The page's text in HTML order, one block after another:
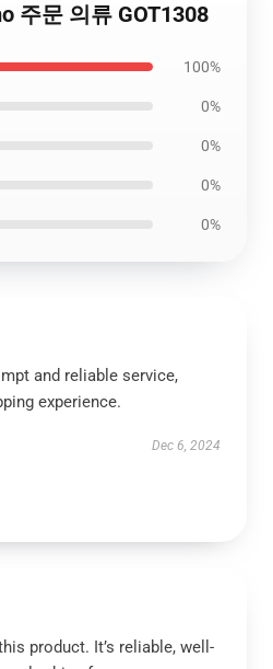
주문 의류 GOT1308
100%
0%
0%
0%
0%
and reliable service,
experience.
Dec 6, 2024
product. It’s reliable, well-